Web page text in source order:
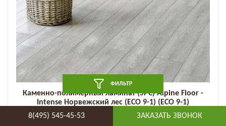
Каменно-полимерный ламинат (SPC) Alpine Floor -
Intense Норвежский лес (ECO 9-1) (ECO 9-1)
ФИЛЬТР
8(495) 545-45-53 ЗАКАЗАТЬ ЗВОНОК